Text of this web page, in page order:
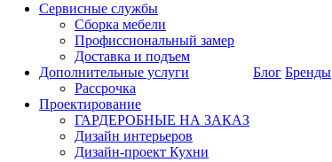
Сервисные службы
Сборка мебели
Профиссиональный замер
Доставка и подъем
Дополнительные услуги
Рассрочка
Проектирование
ГАРДЕРОБНЫЕ НА ЗАКАЗ
Дизайн интерьеров
Дизайн-проект Кухни
Блог Бренды